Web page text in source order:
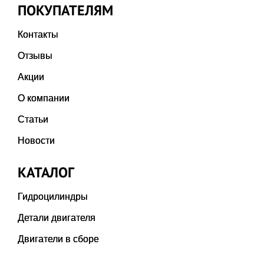
ПОКУПАТЕЛЯМ
Контакты
Отзывы
Акции
О компании
Статьи
Новости
КАТАЛОГ
Гидроцилиндры
Детали двигателя
Двигатели в сборе